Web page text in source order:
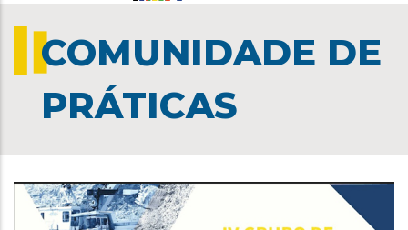
COMUNIDADE DE
PRÁTICAS